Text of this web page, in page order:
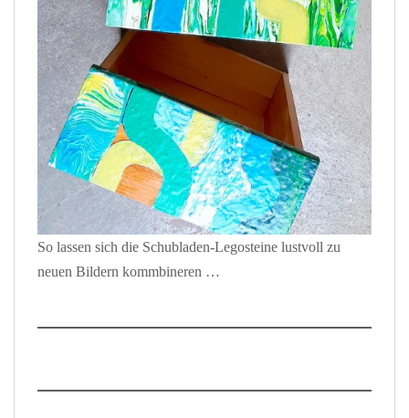
So lassen sich die Schubladen-Legosteine lustvoll zu
neuen Bildern kommbineren …